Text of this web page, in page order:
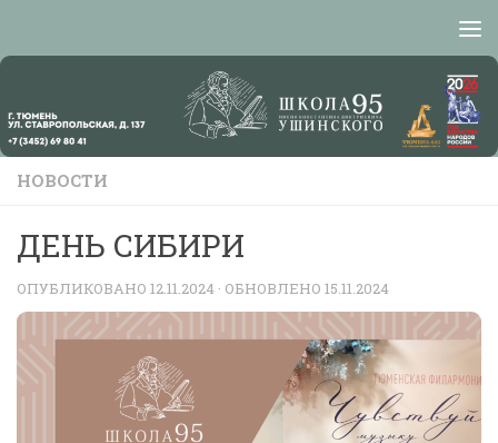
НОВОСТИ
ДЕНЬ СИБИРИ
ОПУБЛИКОВАНО 12.11.2024 · ОБНОВЛЕНО 15.11.2024